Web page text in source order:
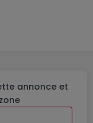
annonce et